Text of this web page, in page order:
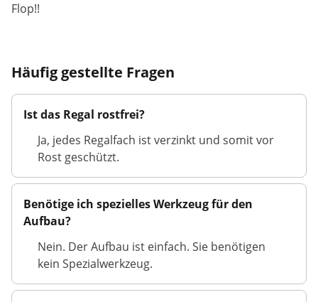
Flop!!
Häufig gestellte Fragen
Ist das Regal rostfrei?
Ja, jedes Regalfach ist verzinkt und somit vor
Rost geschützt.
Benötige ich spezielles Werkzeug für den
Aufbau?
Nein. Der Aufbau ist einfach. Sie benötigen
kein Spezialwerkzeug.